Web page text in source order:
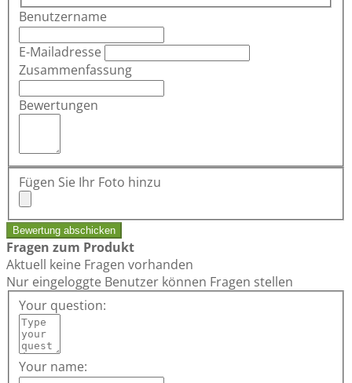
Benutzername
E-Mailadresse
Zusammenfassung
Bewertungen
Fügen Sie Ihr Foto hinzu
Bewertung abschicken
Fragen zum Produkt
Aktuell keine Fragen vorhanden
Nur eingeloggte Benutzer können Fragen stellen
Your question:
Your name: